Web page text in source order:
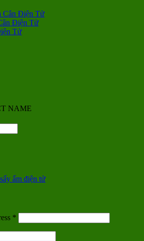
Cân Điện Tử
Điện Tử
Tử
NAME
ẩm điện tử
*